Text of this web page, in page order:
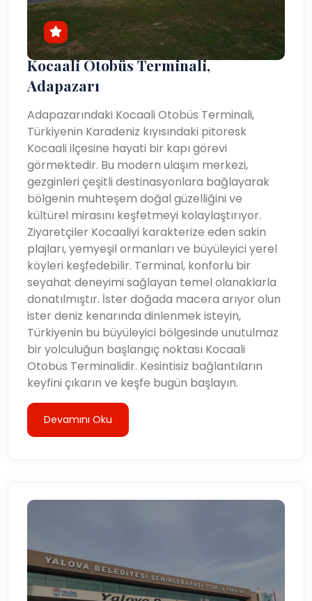
Kocaali Otobüs Terminali,
Adapazarı
Adapazarındaki Kocaali Otobüs Terminali,
Türkiyenin Karadeniz kıyısındaki pitoresk
Kocaali ilçesine hayati bir kapı görevi
görmektedir. Bu modern ulaşım merkezi,
gezginleri çeşitli destinasyonlara bağlayarak
bölgenin muhteşem doğal güzelliğini ve
kültürel mirasını keşfetmeyi kolaylaştırıyor.
Ziyaretçiler Kocaaliyi karakterize eden sakin
plajları, yemyeşil ormanları ve büyüleyici yerel
köyleri keşfedebilir. Terminal, konforlu bir
seyahat deneyimi sağlayan temel olanaklarla
donatılmıştır. İster doğada macera arıyor olun
ister deniz kenarında dinlenmek isteyin,
Türkiyenin bu büyüleyici bölgesinde unutulmaz
bir yolculuğun başlangıç ​​noktası Kocaali
Otobüs Terminalidir. Kesintisiz bağlantıların
keyfini çıkarın ve keşfe bugün başlayın.
Devamını Oku